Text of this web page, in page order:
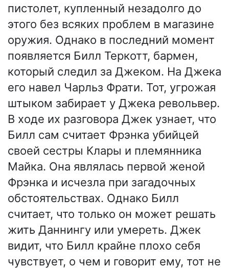
пистолет, купленный незадолго до
этого без всяких проблем в магазине
оружия. Однако в последний момент
появляется Билл Теркотт, бармен,
который следил за Джеком. На Джека
его навел Чарльз Фрати. Тот, угрожая
штыком забирает у Джека револьвер.
В ходе их разговора Джек узнает, что
Билл сам считает Фрэнка убийцей
своей сестры Клары и племянника
Майка. Она являлась первой женой
Фрэнка и исчезла при загадочных
обстоятельствах. Однако Билл
считает, что только он может решать
жить Даннингу или умереть. Джек
видит, что Билл крайне плохо себя
чувствует, о чем и говорит ему, тот не